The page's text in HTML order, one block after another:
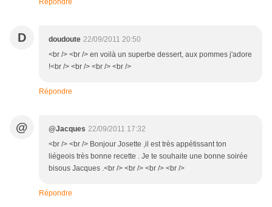
Répondre
D doudoute 22/09/2011 20:50
<br /> <br /> en voilà un superbe dessert, aux pommes j'adore
!<br /> <br /> <br /> <br />
Répondre
@ @Jacques 22/09/2011 17:32
<br /> <br /> Bonjour Josette ,il est très appétissant ton
liégeois très bonne recette . Je te souhaite une bonne soirée
bisous Jacques .<br /> <br /> <br /> <br />
Répondre